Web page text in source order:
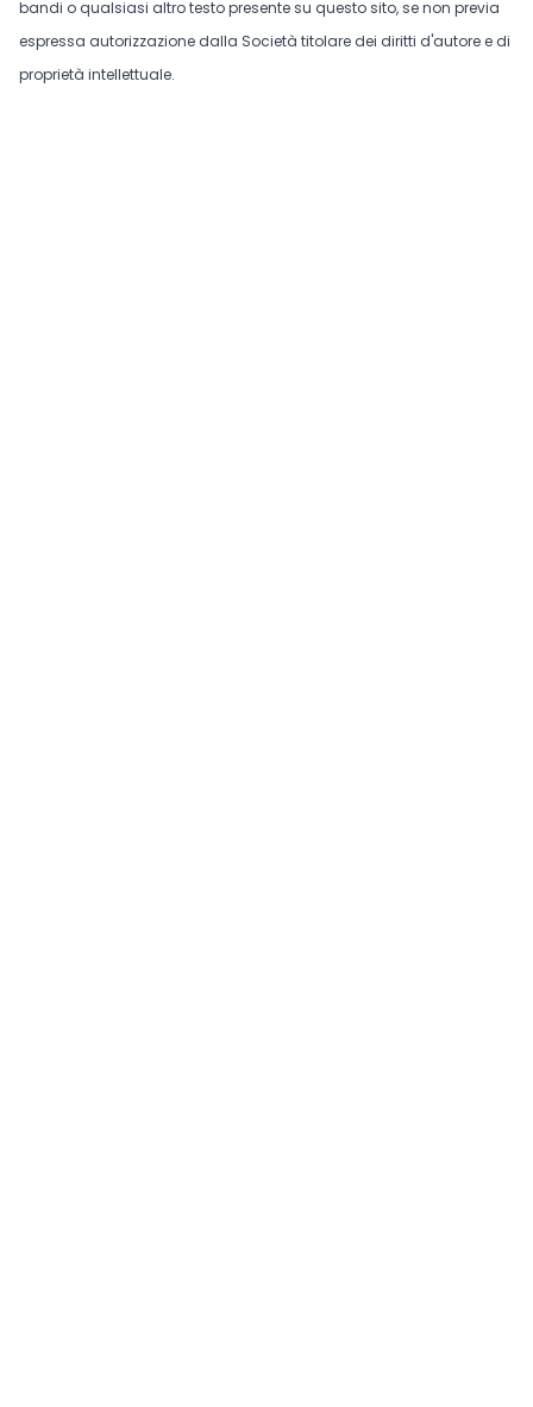
bandi o qualsiasi altro testo presente su questo sito, se non previa
espressa autorizzazione dalla Società titolare dei diritti d'autore e di
proprietà intellettuale.